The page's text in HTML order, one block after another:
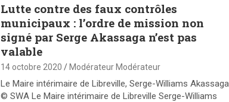
Lutte contre des faux contrôles
municipaux : l’ordre de mission non
signé par Serge Akassaga n’est pas
valable
14 octobre 2020 Modérateur Modérateur
Le Maire intérimaire de Libreville, Serge-Williams Akassaga
© SWA Le Maire intérimaire de Libreville Serge-Williams